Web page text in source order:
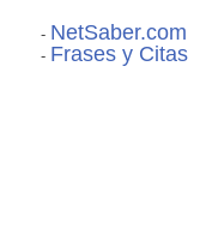
- NetSaber.com
- Frases y Citas